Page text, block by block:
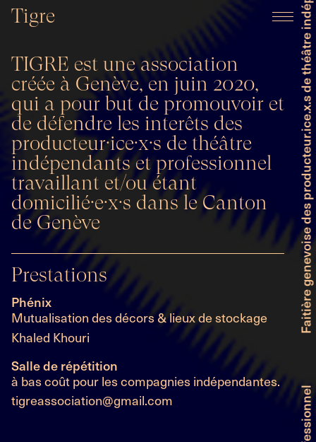
Faitière genevoise des producteur.ice.x.s de théâtre indépendant et professionnel
Tigre
TIGRE est une association
créée à Genève, en juin 2020,
qui a pour but de promouvoir et
de défendre les interêts des
producteur·ice·x·s de théâtre
indépendants et professionnel
travaillant et/ou étant
domicilié·e·x·s dans le Canton
de Genève
Prestations
Phénix
Mutualisation des décors & lieux de stockage
Khaled Khouri
Salle de répétition
à bas coût pour les compagnies indépendantes.
tigreassociation@gmail.com